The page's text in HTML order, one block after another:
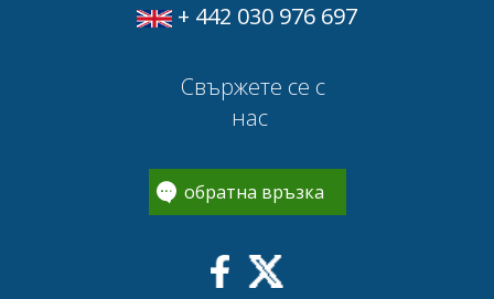
+ 442 030 976 697
Свържете се с
нас
обратна връзка